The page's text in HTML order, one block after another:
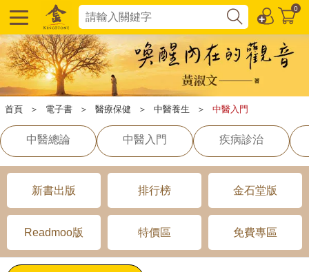
0
首頁 ＞ 電子書 ＞ 醫療保健 ＞ 中醫養生 ＞ 中醫入門
中醫總論 中醫入門 疾病診治
新書出版 排行榜 金石堂版
Readmoo版 特價區 免費專區